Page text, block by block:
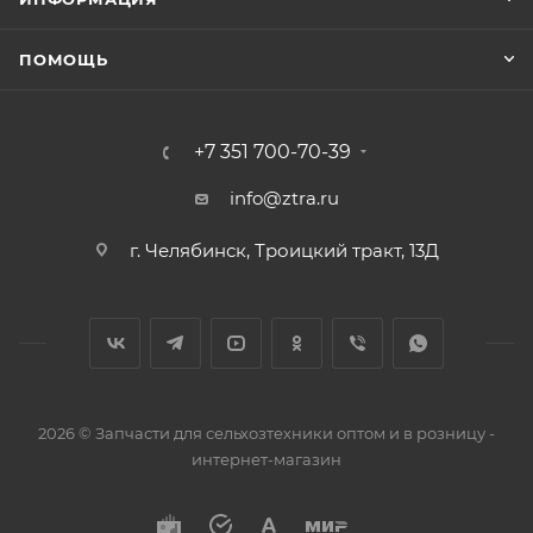
ПОМОЩЬ
+7 351 700-70-39
info@ztra.ru
г. Челябинск, Троицкий тракт, 13Д
2026 © Запчасти для сельхозтехники оптом и в розницу -
интернет-магазин